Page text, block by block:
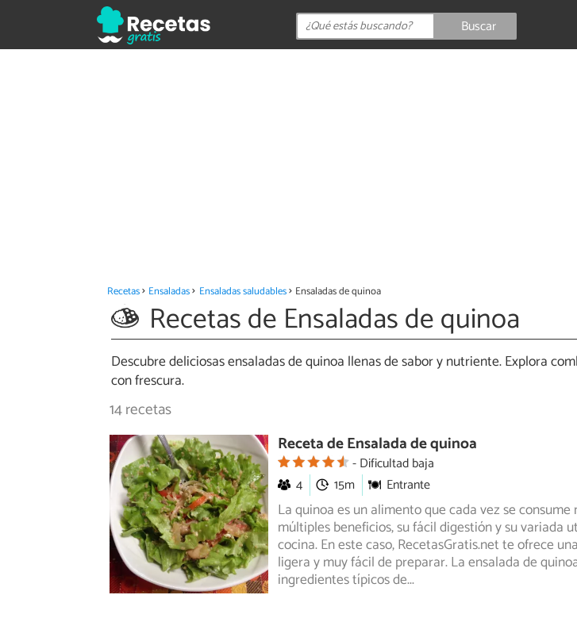
Buscar
Recetas Ensaladas Ensaladas saludables Ensaladas de quinoa
Recetas de Ensaladas de quinoa
Descubre deliciosas ensaladas de quinoa llenas de sabor y nutriente. Explora
con frescura.
14 recetas
Receta de Ensalada de quinoa
Dificultad baja
4
15m Entrante
La quinoa es un alimento que cada vez se consume
múltiples beneficios, su fácil digestión y su variada
cocina.En este caso, RecetasGratis.net te ofrece
ligera y muy fácil de preparar. La ensalada de
ingredientes típicos de...